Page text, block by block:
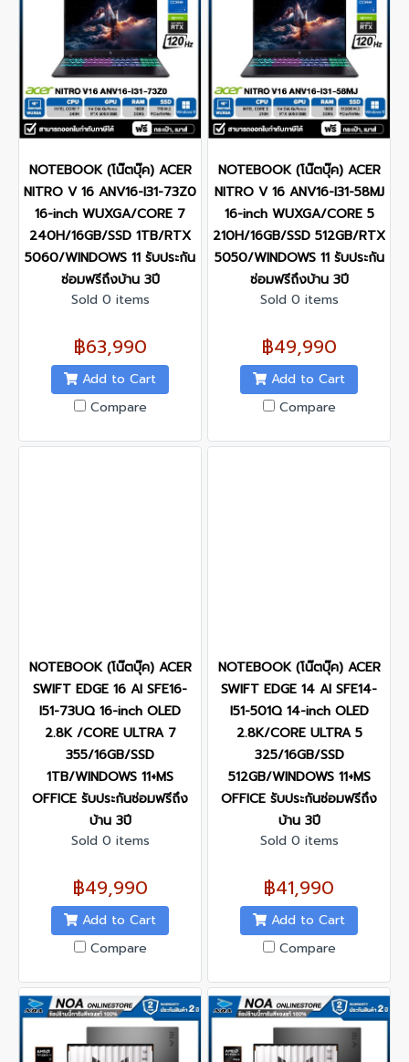
NOTEBOOK (โน๊ตบุ๊ค) ACER
NITRO V 16 ANV16-I31-73Z0
16-inch WUXGA/CORE 7
240H/16GB/SSD 1TB/RTX
5060/WINDOWS 11 รับประกัน
ซ่อมฟรีถึงบ้าน 3ปี
Sold 0 items
฿63,990
Add to Cart
Compare
NOTEBOOK (โน๊ตบุ๊ค) ACER
NITRO V 16 ANV16-I31-58MJ
16-inch WUXGA/CORE 5
210H/16GB/SSD 512GB/RTX
5050/WINDOWS 11 รับประกัน
ซ่อมฟรีถึงบ้าน 3ปี
Sold 0 items
฿49,990
Add to Cart
Compare
NOTEBOOK (โน๊ตบุ๊ค) ACER
SWIFT EDGE 16 AI SFE16-
I51-73UQ 16-inch OLED
2.8K /CORE ULTRA 7
355/16GB/SSD
1TB/WINDOWS 11+MS
OFFICE รับประกันซ่อมฟรีถึง
บ้าน 3ปี
Sold 0 items
฿49,990
Add to Cart
Compare
NOTEBOOK (โน๊ตบุ๊ค) ACER
SWIFT EDGE 14 AI SFE14-
I51-501Q 14-inch OLED
2.8K/CORE ULTRA 5
325/16GB/SSD
512GB/WINDOWS 11+MS
OFFICE รับประกันซ่อมฟรีถึง
บ้าน 3ปี
Sold 0 items
฿41,990
Add to Cart
Compare